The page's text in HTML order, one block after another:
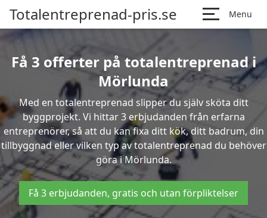
Totalentreprenad-pris.se Menu
Få 3 offerter på totalentreprenad i
Mörlunda
Med en totalentreprenad slipper du själv sköta ditt
byggprojekt. Vi hittar 3 erbjudanden från erfarna
entreprenörer, så att du kan fixa ditt kök, ditt badrum, din
tillbyggnad eller vilken typ av totalentreprenad du behöver
göra i Mörlunda.
Få 3 erbjudanden, gratis och utan förpliktelser